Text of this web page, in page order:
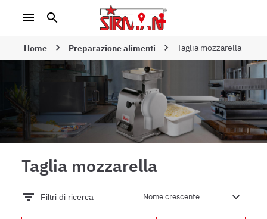
Home Preparazione alimenti Taglia mozzarella
Taglia mozzarella
Filtri di ricerca